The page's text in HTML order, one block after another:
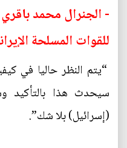
- الجنرال محمد
للقوات المسلحة
“يتم النظر حاليا في
سيحدث هذا بالتأكيد
(إسرائيل) بلا شك”.